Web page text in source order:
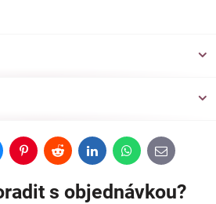
PinterestReddit LinkedInWhatsApp
E-
mail
s objednávkou?